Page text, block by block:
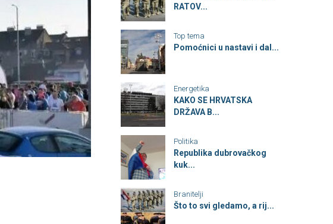
RATOV...
Top tema
Pomoćnici u nastavi i dal...
Energetika
KAKO SE HRVATSKA
DRŽAVA B...
Politika
Republika dubrovačkog
kuk...
Branitelji
Što to svi gledamo, a rij...